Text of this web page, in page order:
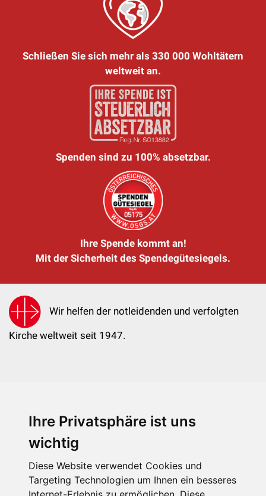
Ihre Privatsphäre ist uns
wichtig
Diese Website verwendet Cookies und
Targeting Technologien um Ihnen ein besseres
Schließen Sie sich mehr als 330 000 Wohltätern
weltweit an.
Spenden sind zu 100% absetzbar.
Ihre Spende kommt an!
Mit der Sicherheit des Spendegütesiegels.
Wir helfen der notleidenden und verfolgten
Kirche weltweit seit 1947.
KIRCHE IN NOT - Österreich
kin@kircheinnot.at